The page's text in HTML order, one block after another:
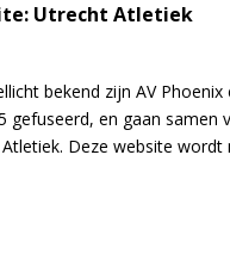
Utrecht Atletiek
bekend zijn AV Phoenix
gefuseerd, en gaan samen
Deze website wordt